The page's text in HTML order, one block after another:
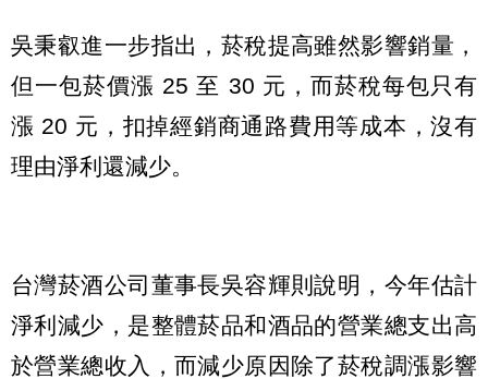
吳秉叡進一步指出，菸稅提高雖然影響銷量，
但一包菸價漲 25 至 30 元，而菸稅每包只有
漲 20 元，扣掉經銷商通路費用等成本，沒有
理由淨利還減少。
台灣菸酒公司董事長吳容輝則說明，今年估計
淨利減少，是整體菸品和酒品的營業總支出高
於營業總收入，而減少原因除了菸稅調漲影響